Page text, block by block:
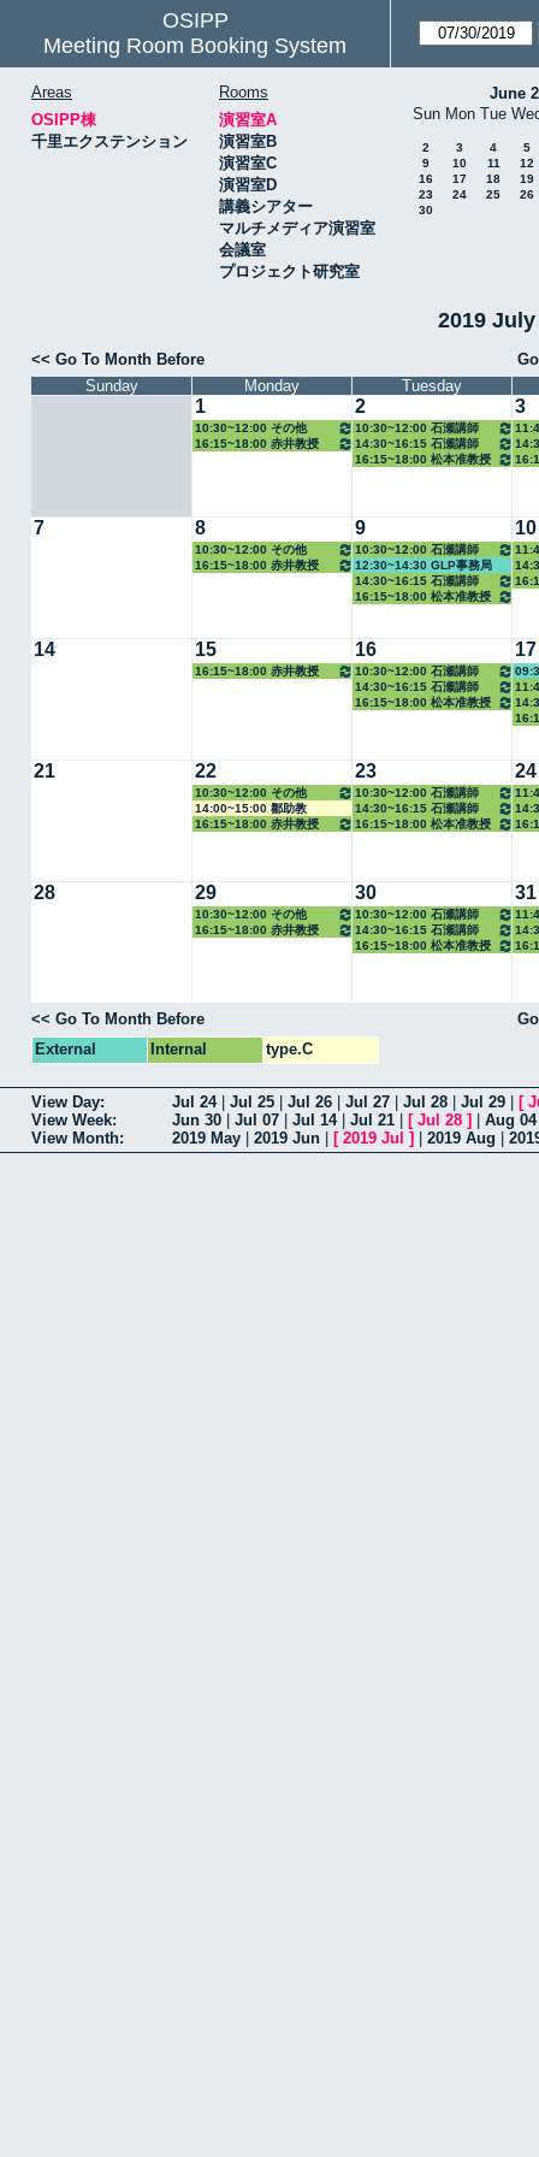
OSIPP
Meeting Room Booking System
Areas
OSIPP棟
千里エクステンション
Rooms
演習室A
演習室B
演習室C
演習室D
講義シアター
マルチメディア演習室
会議室
プロジェクト研究室
June
Sun Mon Tue
2 3 4
5
9
10 11
12
16
17 18
19
23
24 25
26
30
2019 July
<< Go To Month Before
Sunday
Monday Tuesday
1
10:30~12:00 その他
16:15~18:00 赤井教授
2
10:30~12:00 石瀬講師
14:30~16:15 石瀬講師
16:15~18:00 松本准教授
3
7 8
10:30~12:00 その他
16:15~18:00 赤井教授
9
10:30~12:00 石瀬講師
12:30~14:30 GLP事務局
14:30~16:15 石瀬講師
16:15~18:00 松本准教授
10
14 15
16:15~18:00 赤井教授
16
10:30~12:00 石瀬講師
14:30~16:15 石瀬講師
16:15~18:00 松本准教授
17
21 22
10:30~12:00 その他
14:00~15:00 鄒助教
16:15~18:00 赤井教授
23
10:30~12:00 石瀬講師
14:30~16:15 石瀬講師
16:15~18:00 松本准教授
24
28 29
10:30~12:00 その他
16:15~18:00 赤井教授
30
10:30~12:00 石瀬講師
14:30~16:15 石瀬講師
16:15~18:00 松本准教授
31
<< Go To Month Before
External
Internal type.C
View Day: Jul 24| Jul 25 Jul 26 Jul 27 Jul 28 Jul 29 [
View Week:
Jun 30 Jul 07 Jul 14| Jul 21 [ Jul 28 ] Aug 04
View Month:
2019 May 2019 Jun [ 2019 Jul ] 2019 Aug